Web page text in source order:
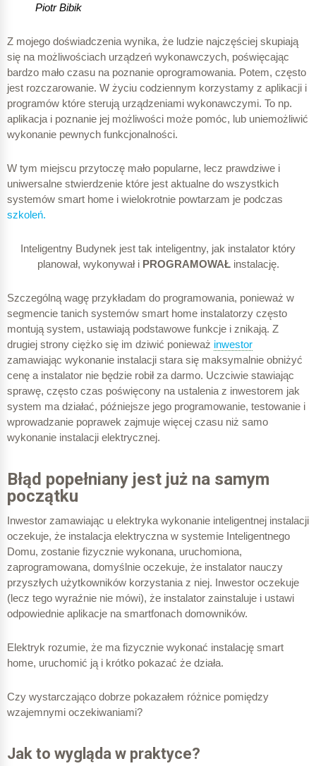
Piotr Bibik
Z mojego doświadczenia wynika, że ludzie najczęściej skupiają
się na możliwościach urządzeń wykonawczych, poświęcając
bardzo mało czasu na poznanie oprogramowania. Potem, często
jest rozczarowanie. W życiu codziennym korzystamy z aplikacji i
programów które sterują urządzeniami wykonawczymi. To np.
aplikacja i poznanie jej możliwości może pomóc, lub uniemożliwić
wykonanie pewnych funkcjonalności.
W tym miejscu przytoczę mało popularne, lecz prawdziwe i
uniwersalne stwierdzenie które jest aktualne do wszystkich
systemów smart home i wielokrotnie powtarzam je podczas
szkoleń.
Inteligentny Budynek jest tak inteligentny, jak instalator który
planował, wykonywał i PROGRAMOWAŁinstalację.
Szczególną wagę przykładam do programowania, ponieważ w
segmencie tanich systemów smart home instalatorzy często
montują system, ustawiają podstawowe funkcje i znikają. Z
drugiej strony ciężko się im dziwić ponieważ inwestor
zamawiając wykonanie instalacji stara się maksymalnie obniżyć
cenę a instalator nie będzie robił za darmo. Uczciwie stawiając
sprawę, często czas poświęcony na ustalenia z inwestorem jak
system ma działać, późniejsze jego programowanie, testowanie i
wprowadzanie poprawek zajmuje więcej czasu niż samo
wykonanie instalacji elektrycznej.
Błąd popełniany jest już na samym
początku
Inwestor zamawiając u elektryka wykonanie inteligentnej instalacji
oczekuje, że instalacja elektryczna w systemie Inteligentnego
Domu, zostanie fizycznie wykonana, uruchomiona,
zaprogramowana, domyślnie oczekuje, że instalator nauczy
przyszłych użytkowników korzystania z niej. Inwestor oczekuje
(lecz tego wyraźnie nie mówi), że instalator zainstaluje i ustawi
odpowiednie aplikacje na smartfonach domowników.
Elektryk rozumie, że ma fizycznie wykonać instalację smart
home, uruchomić ją i krótko pokazać że działa.
Czy wystarczająco dobrze pokazałem różnice pomiędzy
wzajemnymi oczekiwaniami?
Jak to wygląda w praktyce?